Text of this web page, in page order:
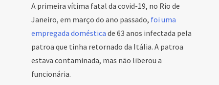
A primeira vítima fatal da covid-19, no Rio de
Janeiro, em março do ano passado, foi uma
empregada doméstica de 63 anos infectada pela
patroa que tinha retornado da Itália. A patroa
estava contaminada, mas não liberou a
funcionária.